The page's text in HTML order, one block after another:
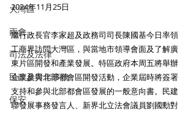
大灣區
兩會
司法及法律
民政及青年事務
保安
2024年11月25日
繼行政長官李家超及政務司司長陳國基今日率領
工商界訪問大灣區，與當地市領導會面及了解廣
東片區開發和產業發展。特區政府本周五將舉辦
企業參與北部都會區開發活動，企業屆時將簽署
支持和參與北部都會區發展的一般意向書。民建
聯發展事務發言人、新界北立法會議員劉國勳對